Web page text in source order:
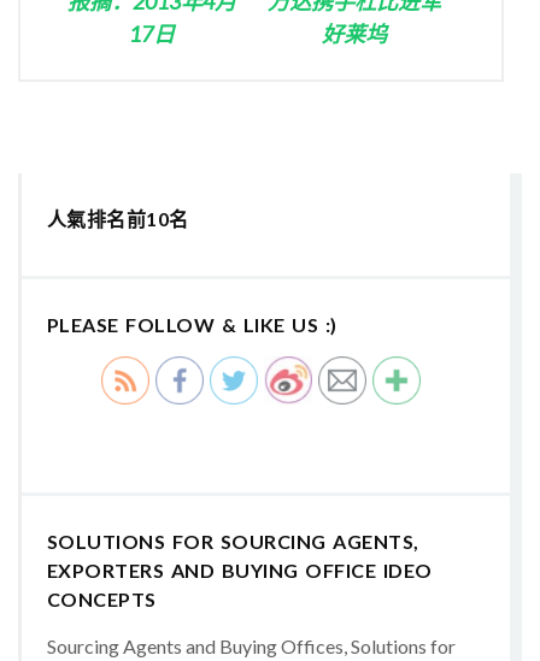
17日
好莱坞
人氣排名前10名
PLEASE FOLLOW & LIKE US :)
SOLUTIONS FOR SOURCING AGENTS,
EXPORTERS AND BUYING OFFICE IDEO
CONCEPTS
Sourcing Agents and Buying Offices, Solutions for